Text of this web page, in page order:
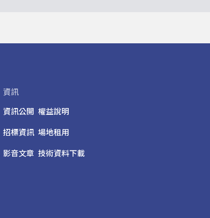
資訊
資訊公開
招標資訊
影音文章
權益說明
場地租用
技術資料下載